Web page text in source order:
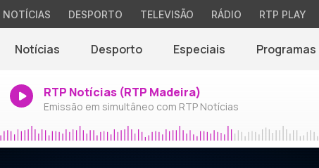
NOTÍCIAS DESPORTO TELEVISÃO RÁDIO RTP PLAY
Notícias Desporto Especiais Programas
RTP Notícias (RTP Madeira)
Emissão em simultâneo com RTP Notícias